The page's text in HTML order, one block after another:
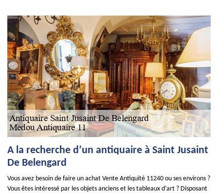
A la recherche d’un antiquaire à Saint Jusaint
De Belengard
Vous avez besoin de faire un achat Vente Antiquité 11240 ou ses environs ?
Vous êtes intéressé par les objets anciens et les tableaux d’art ? Disposant